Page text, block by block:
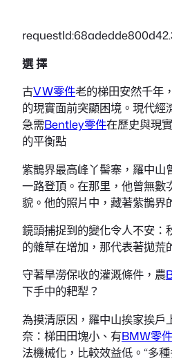
選 擇
古VW零件老的梯田安然千年
的現實面前突顯困境。現代經
急需Bentley零件在歷史與現
的平衡點
紫鵲界最高峰丫髻寨，羅中山
一路登頂。在那里，他曾無數
貌。他的照片中，藏著紫鵲界
鏡頭捕捉到的變化令人不安：
的雜草在增加，那代表著拋荒
守著旱澇保收的灌溉條件，農
下手中的耙犁？
為摸清原因，羅中山挨家挨戶
奈：梯田田塊小、有BMW零件
法機械化，比較效益低。“多